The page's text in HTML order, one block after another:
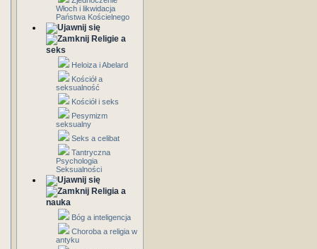
Włoch i likwidacja
Państwa Kościelnego
Religie a
seks
Heloiza i Abelard
Kościół a
seksualność
Kościół i seks
Pesymizm
seksualny
Seks a celibat
Tantryczna
Psychologia
Seksualności
Religia a
nauka
Bóg a inteligencja
Choroba a religia w
antyku